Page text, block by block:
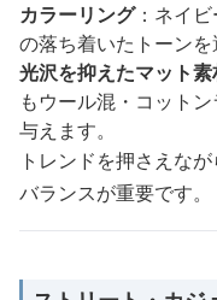
カラーリング：ネイ
の落ち着いたトーンを
光沢を抑えたマット素
もウール混・コット
与えます。
トレンドを押さえな
バランスが重要です。